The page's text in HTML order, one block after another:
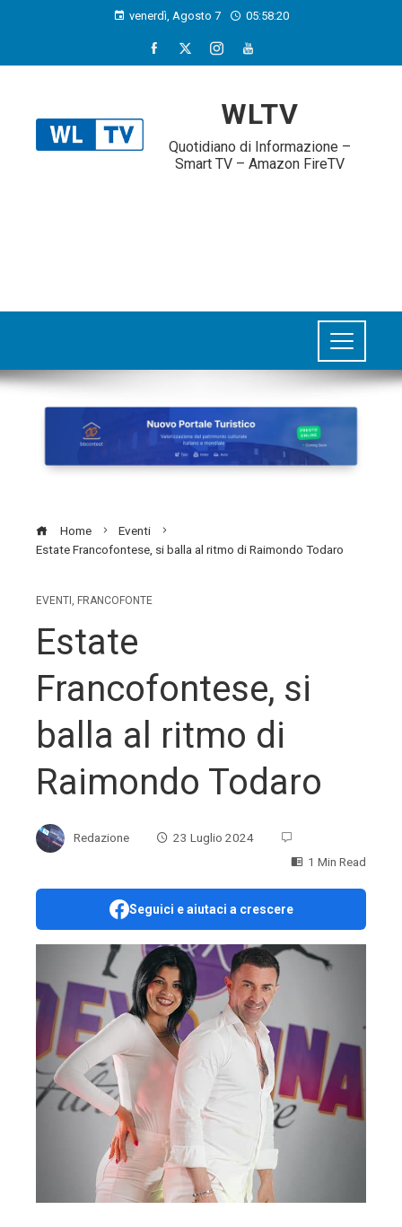
venerdì, Agosto 7 05:58:21
WLTV
Quotidiano di Informazione –
Smart TV – Amazon FireTV
Home
Eventi
Estate Francofontese, si balla al ritmo di Raimondo Todaro
EVENTI , FRANCOFONTE
Estate
Francofontese, si
balla al ritmo di
Raimondo Todaro
Redazione
23 Luglio 2024
1 Min Read
Seguici e aiutaci a crescere